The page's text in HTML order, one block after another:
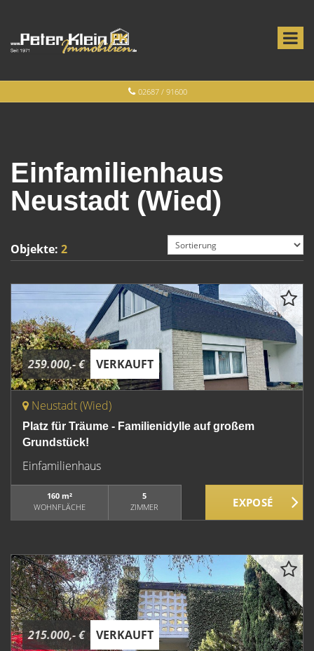
02687 / 91600
Einfamilienhaus
Neustadt (Wied)
Objekte: 2
259.000,- € VERKAUFT
Neustadt (Wied)
Platz für Träume - Familienidylle auf großem
Grundstück!
Einfamilienhaus
160 m²
WOHNFLÄCHE
5
ZIMMER
215.000,- € VERKAUFT